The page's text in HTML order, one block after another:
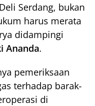
Serdang, bukan
harus merata
didampingi
Ananda.
pemeriksaan
terhadap barak-
di